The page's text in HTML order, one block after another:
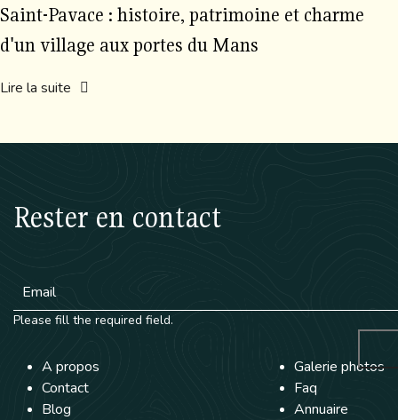
Saint-Pavace : histoire, patrimoine et charme
d'un village aux portes du Mans
Lire la suite
Rester en contact
Please fill the required field.
A propos
Contact
Blog
Galerie photos
Faq
Annuaire